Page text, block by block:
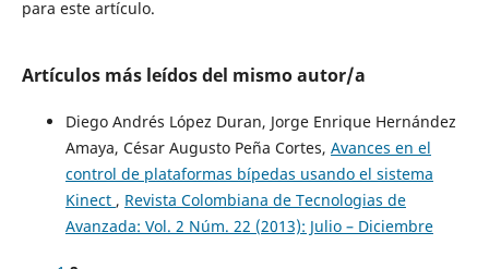
para este artículo.
Artículos más leídos del mismo autor/a
Diego Andrés López Duran, Jorge Enrique Hernández
Amaya, César Augusto Peña Cortes, Avances en el
control de plataformas bípedas usando el sistema
Kinect , Revista Colombiana de Tecnologias de
Avanzada: Vol. 2 Núm. 22 (2013): Julio – Diciembre